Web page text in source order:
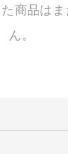
商品は
ん。